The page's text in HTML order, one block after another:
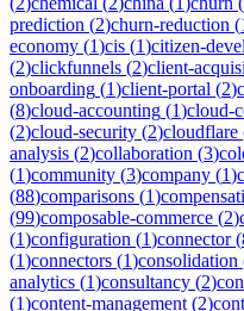
prediction (2)churn-reduction (
economy (1)cis (1)citizen-
(2)clickfunnels (2)client-
onboarding (1)client-portal (2)
(8)cloud-accounting (1)cloud-
(2)cloud-security (2)cloudflare
analysis (2)collaboration (3)
(1)community (3)company (1)
(88)comparisons (1)
(99)composable-commerce (2)
(1)configuration (1)connector(
(1)connectors (1)consolidation
analytics (1)consultancy (2)
(1)content-management (2)